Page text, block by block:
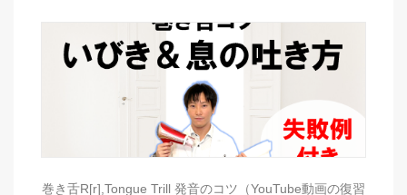
巻き舌R[r],Tongue Trill 発音のコツ（YouTube動画の復習